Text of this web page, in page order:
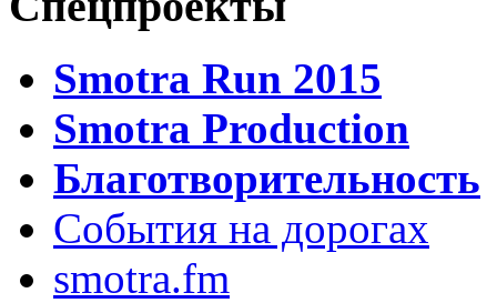
Smotra Run 2015
Smotra Production
Благотворительность
События на дорогах
smotra.fm